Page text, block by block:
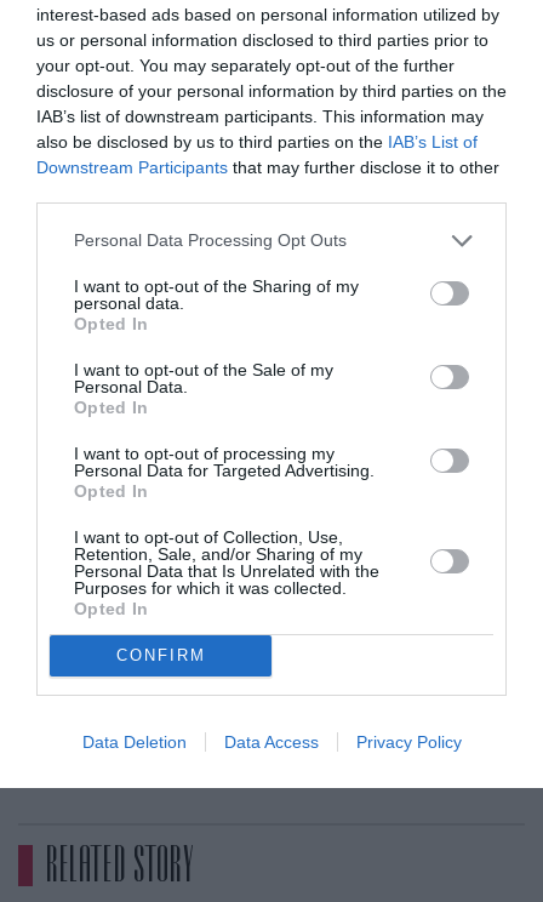
interest-based ads based on personal information utilized by
us or personal information disclosed to third parties prior to
your opt-out. You may separately opt-out of the further
disclosure of your personal information by third parties on the
IAB’s list of downstream participants. This information may
also be disclosed by us to third parties on the IAB’s List of
Downstream Participants that may further disclose it to other
Personal Data Processing Opt Outs
I want to opt-out of the Sharing of my
personal data.
Opted In
I want to opt-out of the Sale of my
Personal Data.
Opted In
I want to opt-out of processing my
Personal Data for Targeted Advertising.
Opted In
I want to opt-out of Collection, Use,
Retention, Sale, and/or Sharing of my
Personal Data that Is Unrelated with the
Purposes for which it was collected.
Opted In
CONFIRM
Data Deletion Data Access Privacy Policy
NDP
Ολοκλήρωσε την εμφάνισή της με ογκώδη
κοσμήματα στον λαιμό και έναν σφιχτό κότσο
RELATED STORY